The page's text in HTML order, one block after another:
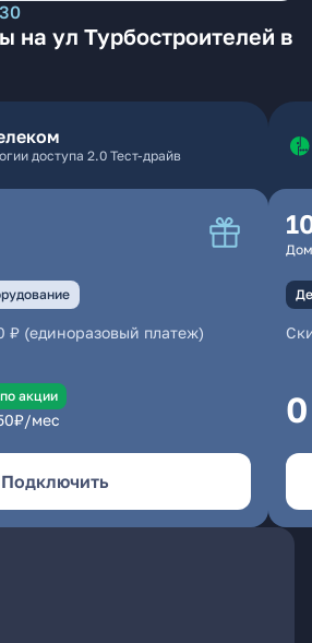
30
на ул Турбостроителей в
доступа 2.0 Тест-драйв
₽ (единоразовый платеж)
акции
₽/мес
Подключить
0